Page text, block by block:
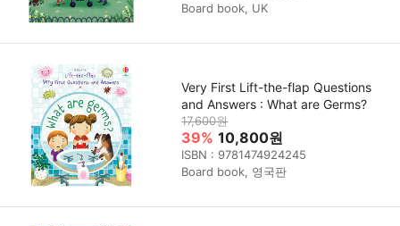
Board book, UK
Very First Lift-the-flap Questions
and Answers : What are Germs?
17,600원
39% 10,800원
ISBN : 9781474924245
Board book, 영국판